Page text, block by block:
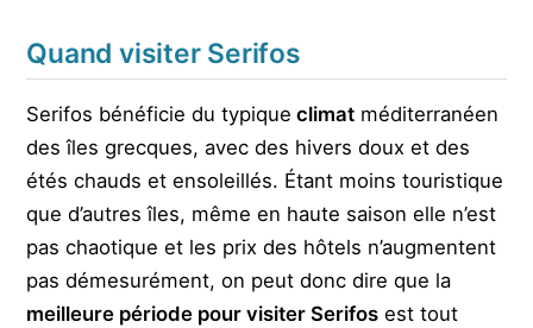
Quand visiter Serifos
Serifos bénéficie du typique climat méditerranéen
des îles grecques, avec des hivers doux et des
étés chauds et ensoleillés. Étant moins touristique
que d’autres îles, même en haute saison elle n’est
pas chaotique et les prix des hôtels n’augmentent
pas démesurément, on peut donc dire que la
meilleure période pour visiter Serifos est tout